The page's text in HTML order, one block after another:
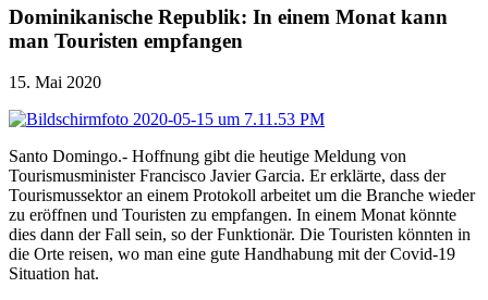
Dominikanische Republik: In einem Monat kann
man Touristen empfangen
15. Mai 2020
Santo Domingo.- Hoffnung gibt die heutige Meldung von
Tourismusminister Francisco Javier Garcia. Er erklärte, dass der
Tourismussektor an einem Protokoll arbeitet um die Branche wieder
zu eröffnen und Touristen zu empfangen. In einem Monat könnte
dies dann der Fall sein, so der Funktionär. Die Touristen könnten in
die Orte reisen, wo man eine gute Handhabung mit der Covid-19
Situation hat.